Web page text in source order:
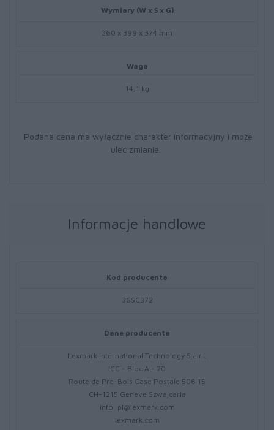
Wymiary (W x S x G)
260 x 399 x 374 mm
Waga
14,1 kg
Podana cena ma wyłącznie charakter informacyjny i może
ulec zmianie.
Informacje handlowe
Kod producenta
36SC372
Dane producenta
Lexmark International Technology S.a.r.l.
ICC - Bloc A - 20
Route de Pre-Bois Case Postale 508 15
CH-1215 Geneve Szwajcaria
info_pl@lexmark.com
lexmark.com